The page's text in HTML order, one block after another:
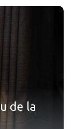
de la